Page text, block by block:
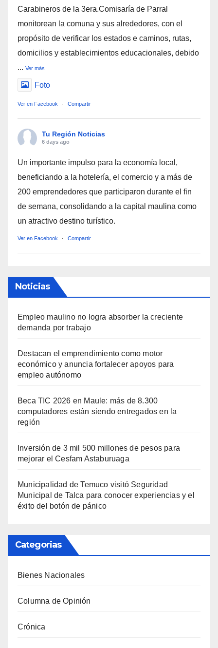
Carabineros de la 3era.Comisaría de Parral
monitorean la comuna y sus alrededores, con el
propósito de verificar los estados e caminos, rutas,
domicilios y establecimientos educacionales, debido
... Ver más
Foto
Ver en Facebook · Compartir
Tu Región Noticias
6 days ago
Un importante impulso para la economía local,
beneficiando a la hotelería, el comercio y a más de
200 emprendedores que participaron durante el fin
de semana, consolidando a la capital maulina como
un atractivo destino turístico.
Ver en Facebook · Compartir
Noticias
Empleo maulino no logra absorber la creciente
demanda por trabajo
Destacan el emprendimiento como motor
económico y anuncia fortalecer apoyos para
empleo autónomo
Beca TIC 2026 en Maule: más de 8.300
computadores están siendo entregados en la
región
Inversión de 3 mil 500 millones de pesos para
mejorar el Cesfam Astaburuaga
Municipalidad de Temuco visitó Seguridad
Municipal de Talca para conocer experiencias y el
éxito del botón de pánico
Categorias
Bienes Nacionales
Columna de Opinión
Crónica